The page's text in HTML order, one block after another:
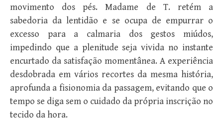
movimento dos pés. Madame de T. retém a
sabedoria da lentidão e se ocupa de empurrar o
excesso para a calmaria dos gestos miúdos,
impedindo que a plenitude seja vivida no instante
encurtado da satisfação momentânea. A experiência
desdobrada em vários recortes da mesma história,
aprofunda a fisionomia da passagem, evitando que o
tempo se diga sem o cuidado da própria inscrição no
tecido da hora.